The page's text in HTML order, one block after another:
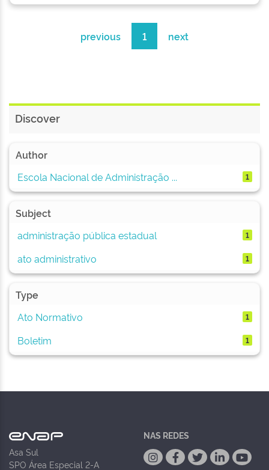
previous 1 next
Discover
Author
Escola Nacional de Administração ...
1
Subject
administração pública estadual
1
ato administrativo 1
Type
Ato Normativo
1
Boletim 1
Asa Sul
SPO Área Especial 2-A
NAS REDES